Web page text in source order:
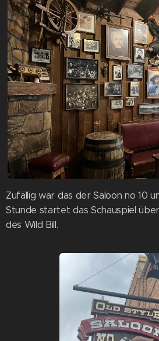
Zufällig war das der Saloon no 10
Stunde startet das Schauspiel
des Wild Bill.